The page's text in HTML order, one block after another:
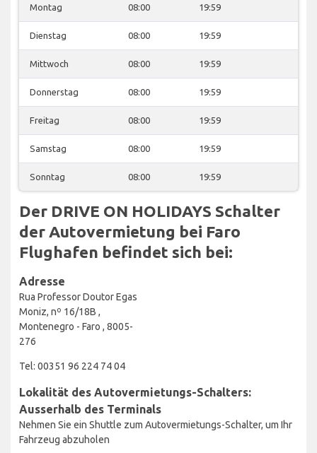
Montag 08:00 19:59
Dienstag 08:00 19:59
Mittwoch 08:00 19:59
Donnerstag 08:00 19:59
Freitag 08:00 19:59
Samstag 08:00 19:59
Sonntag 08:00 19:59
Der DRIVE ON HOLIDAYS Schalter
der Autovermietung bei Faro
Flughafen befindet sich bei:
Adresse
Rua Professor Doutor Egas
Moniz, nº 16/18B ,
Montenegro - Faro , 8005-
276
Tel: 00351 96 224 74 04
Lokalität des Autovermietungs-Schalters:
Ausserhalb des Terminals
Nehmen Sie ein Shuttle zum Autovermietungs-Schalter, um Ihr
Fahrzeug abzuholen